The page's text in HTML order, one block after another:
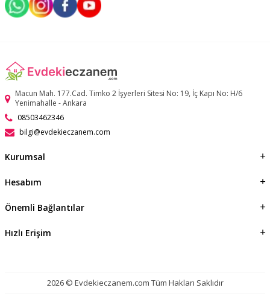
Macun Mah. 177.Cad. Timko 2 İşyerleri Sitesi No: 19, İç Kapı No: H/6
Yenimahalle - Ankara
08503462346
bilgi@evdekieczanem.com
Kurumsal
Hesabım
Önemli Bağlantılar
Hızlı Erişim
2026 © Evdekieczanem.com Tüm Hakları Saklıdır